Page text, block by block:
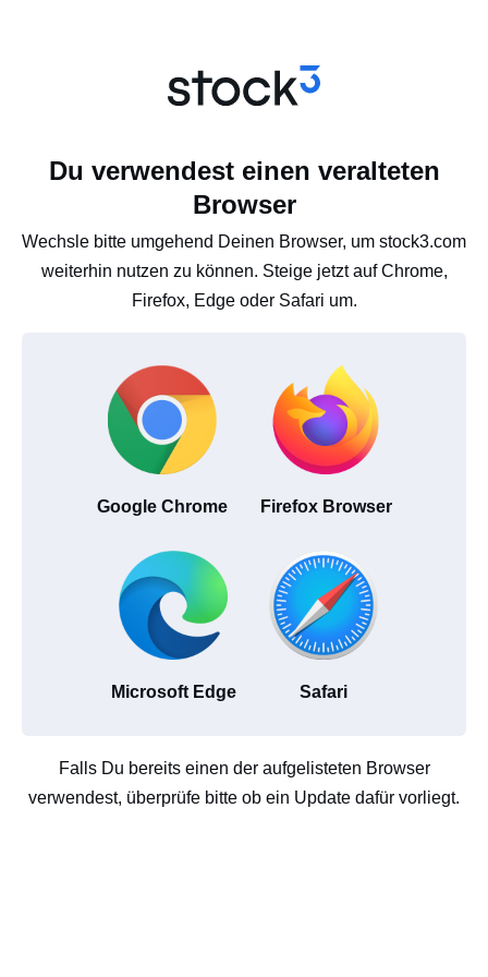
Du verwendest einen veralteten
Browser
Wechsle bitte umgehend Deinen Browser, um stock3.com
weiterhin nutzen zu können. Steige jetzt auf Chrome,
Firefox, Edge oder Safari um.
Google Chrome Firefox Browser
Microsoft Edge Safari
Falls Du bereits einen der aufgelisteten Browser
verwendest, überprüfe bitte ob ein Update dafür vorliegt.